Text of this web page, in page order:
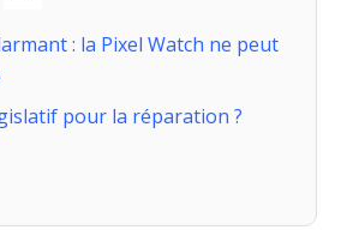
: la Pixel Watch ne peut
pour la réparation ?